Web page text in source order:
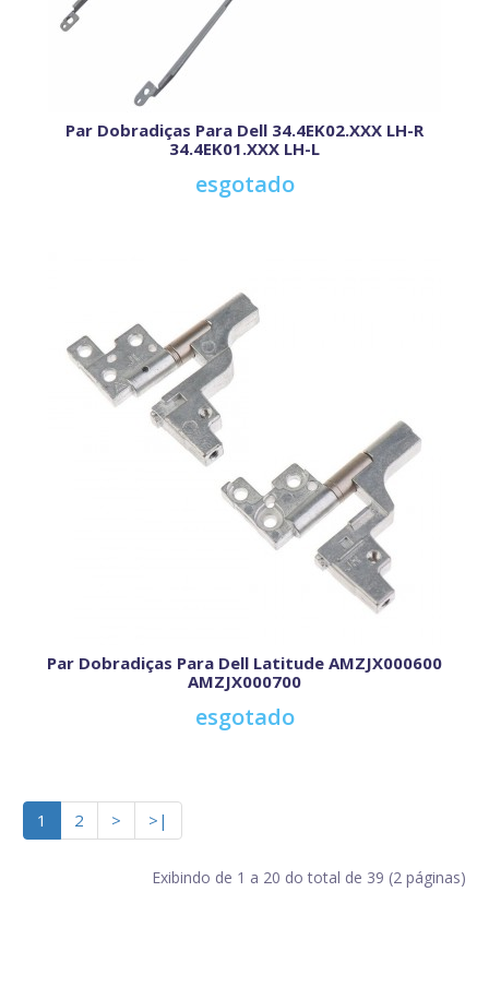
Par Dobradiças Para Dell 34.4EK02.XXX LH-R
34.4EK01.XXX LH-L
esgotado
Par Dobradiças Para Dell Latitude AMZJX000600
AMZJX000700
esgotado
1 2 > >|
Exibindo de 1 a 20 do total de 39 (2 páginas)